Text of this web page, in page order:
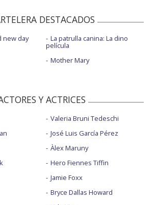
DESTACADOS
new day
La patrulla canina: La dino
película
Mother Mary
Y ACTRICES
Valeria Bruni Tedeschi
José Luis García Pérez
Àlex Maruny
Hero Fiennes Tiffin
Jamie Foxx
Bryce Dallas Howard